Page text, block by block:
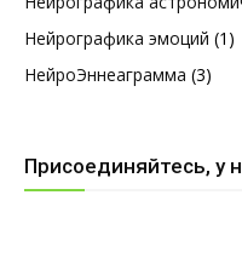
Нейрографика эмоций (1)
НейроЭннеаграмма (3)
Присоединяйтесь, у